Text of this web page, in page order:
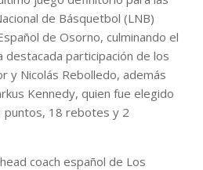
de Básquetbol (LNB)
de Osorno, culminando el
destacada participación de los
y Nicolás Rebolledo, además
Kennedy, quien fue elegido
puntos, 18 rebotes y 2
coach español de Los